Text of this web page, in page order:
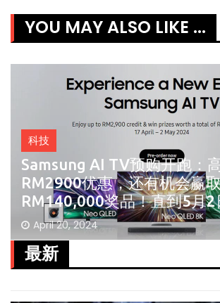
YOU MAY ALSO LIKE ...
科技
Samsung AI TV预购开跑：
RM2900优惠，还有机会赢
RM140,000奖品！直到5月2
April 20, 2024
最新